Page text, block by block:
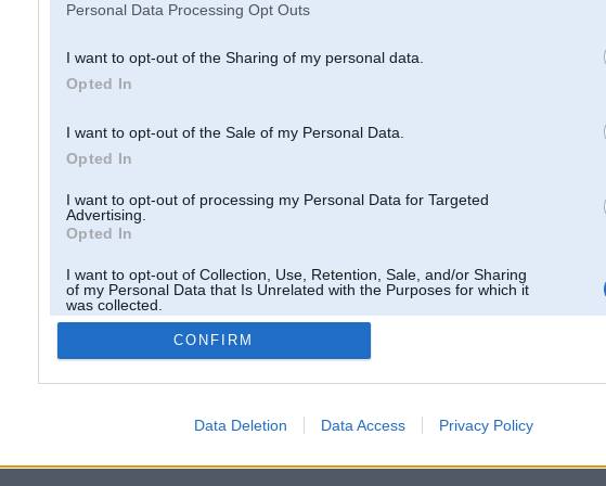
Personal Data Processing Opt Outs
I want to opt-out of the Sharing of my personal data.
Opted In
I want to opt-out of the Sale of my Personal Data.
Opted In
I want to opt-out of processing my Personal Data for Targeted
Advertising.
Opted In
I want to opt-out of Collection, Use, Retention, Sale, and/or Sharing
of my Personal Data that Is Unrelated with the Purposes for which it
was collected.
Opted Out
CONFIRM
Data Deletion Data Access Privacy Policy
Offline
darbojas
maija. Tas nav auto klubs un nav saistīts ar